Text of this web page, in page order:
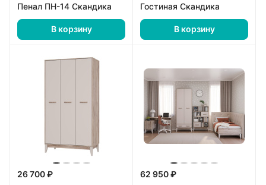
Пенал ПН-14 Скандика
В корзину
Гостиная Скандика
В корзину
26 700 ₽
62 950 ₽